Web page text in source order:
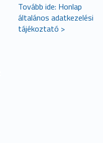
Tovább ide: Honlap
általános adatkezelési
tájékoztató >